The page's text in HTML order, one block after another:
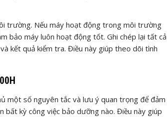
trường. Nếu máy hoạt động trong môi trường
bảo máy luôn hoạt động tốt. Ghi chép lại tất cả
kết quả kiểm tra. Điều này giúp theo dõi tình
một số nguyên tắc và lưu ý quan trọng để đảm
bất kỳ công việc bảo dưỡng nào. Điều này giúp